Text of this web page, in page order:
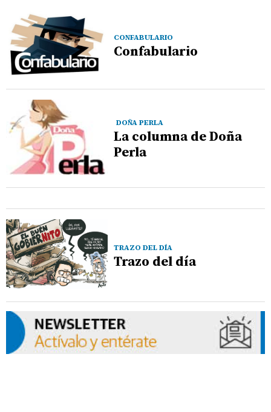
CONFABULARIO
Confabulario
DOÑA PERLA
La columna de Doña
Perla
TRAZO DEL DÍA
Trazo del día